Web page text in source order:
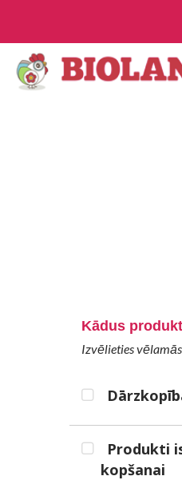
Kādus
Izvēlieties
Produkti
kopšanai